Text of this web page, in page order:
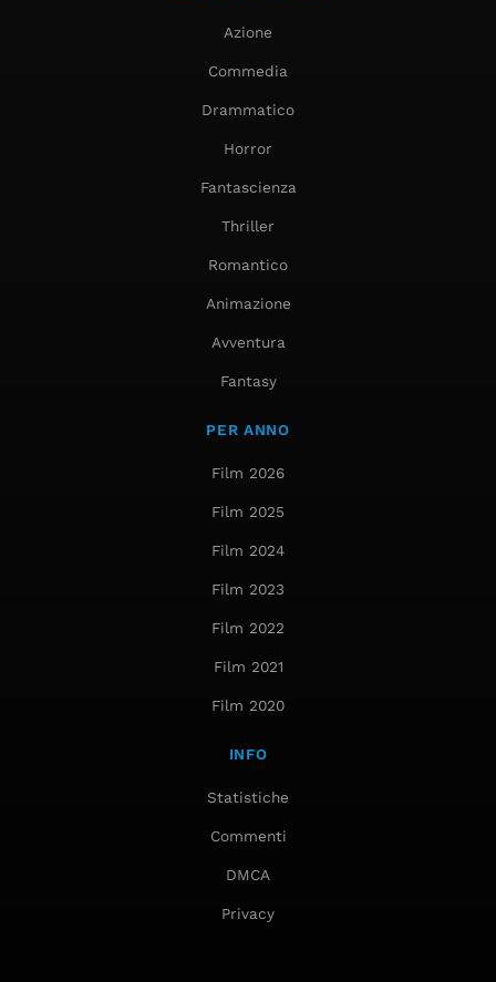
Azione
Commedia
Drammatico
Horror
Fantascienza
Thriller
Romantico
Animazione
Avventura
Fantasy
PER ANNO
Film 2026
Film 2025
Film 2024
Film 2023
Film 2022
Film 2021
Film 2020
INFO
Statistiche
Commenti
DMCA
Privacy